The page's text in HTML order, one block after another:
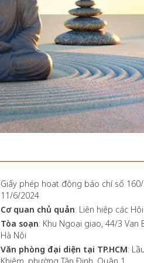
Giấy phép hoạt động báo chí số 160/
11/6/2024
Cơ quan chủ quản: Liên hiệp các
Tòa soạn: Khu Ngoại giao, 44/3 Vạn
Hà Nội
Văn phòng đại diện tại TP.HCM: